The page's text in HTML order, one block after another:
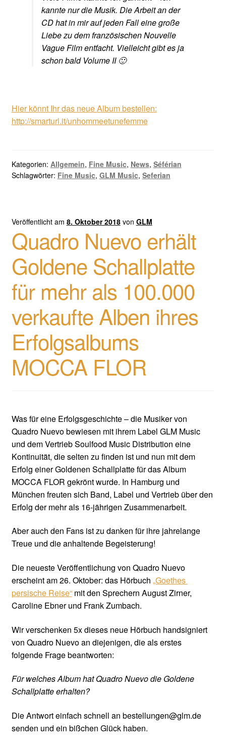
kannte nur die Musik. Die Arbeit an der
CD hat in mir auf jeden Fall eine große
Liebe zu dem französischen Nouvelle
Vague Film entfacht. Vielleicht gibt es ja
schon bald Volume II 🙂
Hier könnt Ihr das neue Album bestellen:
http://smarturl.it/unhommeetunefemme
Kategorien: Allgemein, Fine Music, News, Séférian
Schlagwörter: Fine Music, GLM Music, Seferian
Veröffentlicht am 8. Oktober 2018 von GLM
Quadro Nuevo erhält
Goldene Schallplatte
für mehr als 100.000
verkaufte Alben ihres
Erfolgsalbums
MOCCA FLOR
Was für eine Erfolgsgeschichte – die Musiker von
Quadro Nuevo bewiesen mit ihrem Label GLM Music
und dem Vertrieb Soulfood Music Distribution eine
Kontinuität, die selten zu finden ist und nun mit dem
Erfolg einer Goldenen Schallplatte für das Album
MOCCA FLOR gekrönt wurde. In Hamburg und
München freuten sich Band, Label und Vertrieb über den
Erfolg der mehr als 16-jährigen Zusammenarbeit.
Aber auch den Fans ist zu danken für ihre jahrelange
Treue und die anhaltende Begeisterung!
Die neueste Veröffentlichung von Quadro Nuevo
erscheint am 26. Oktober: das Hörbuch „Goethes
persische Reise“mit den Sprechern August Zirner,
Caroline Ebner und Frank Zumbach.
Wir verschenken 5x dieses neue Hörbuch handsigniert
von Quadro Nuevo an diejenigen, die als erstes
folgende Frage beantworten:
Für welches Album hat Quadro Nuevo die Goldene
Schallplatte erhalten?
Die Antwort einfach schnell an bestellungen@glm.de
senden und ein bißchen Glück haben.